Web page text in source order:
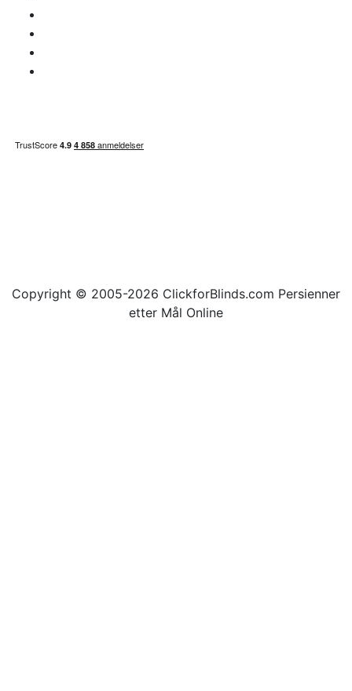
Copyright © 2005-2026 ClickforBlinds.com Persienner
etter Mål Online